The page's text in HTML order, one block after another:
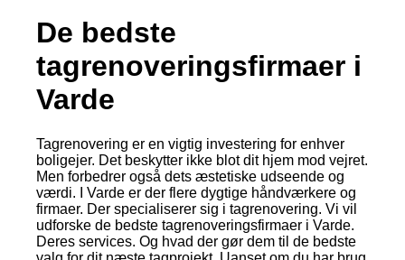
De bedste
tagrenoveringsfirmaer i
Varde
Tagrenovering er en vigtig investering for enhver
boligejer. Det beskytter ikke blot dit hjem mod vejret.
Men forbedrer også dets æstetiske udseende og
værdi. I Varde er der flere dygtige håndværkere og
firmaer. Der specialiserer sig i tagrenovering. Vi vil
udforske de bedste tagrenoveringsfirmaer i Varde.
Deres services. Og hvad der gør dem til de bedste